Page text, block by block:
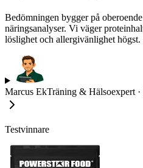
Bedömningen bygger på
näringsanalyser. Vi väger
löslighet och allergivänlighet högst.
Marcus EkTräning & Hälsoexpert ·
Testvinnare